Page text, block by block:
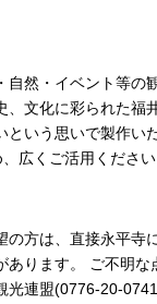
自然・イベント等の
、文化に彩られた福
という思いで製作い
広くご活用くださ
の方は、直接永平寺
あります。 ご不明な
光連盟(0776-20-